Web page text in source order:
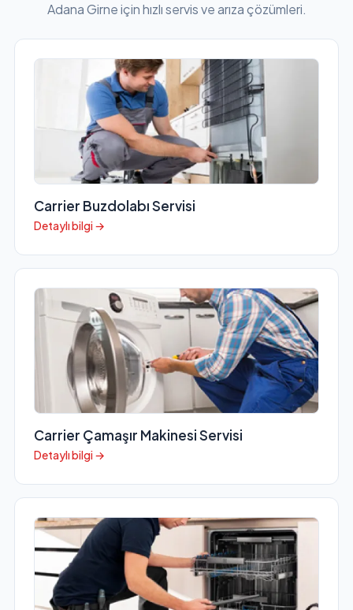
Adana Girne için hızlı servis ve arıza çözümleri.
Carrier Buzdolabı Servisi
Detaylı bilgi →
Carrier Çamaşır Makinesi Servisi
Detaylı bilgi →